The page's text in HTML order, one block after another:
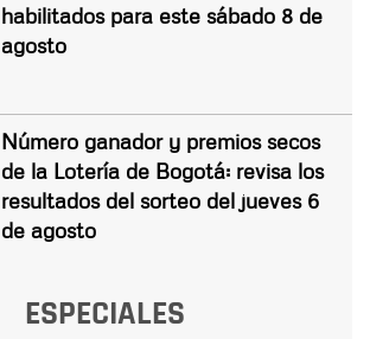
habilitados para este sábado 8 de
agosto
Número ganador y premios secos
de la Lotería de Bogotá: revisa los
resultados del sorteo del jueves 6
de agosto
ESPECIALES